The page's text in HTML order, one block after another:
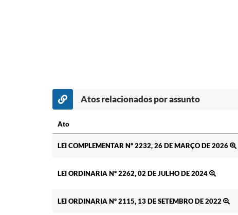
Atos relacionados por assunto
Ato
LEI COMPLEMENTAR Nº 2232, 26 DE MARÇO DE 2026
LEI ORDINARIA Nº 2262, 02 DE JULHO DE 2024
LEI ORDINARIA Nº 2115, 13 DE SETEMBRO DE 2022